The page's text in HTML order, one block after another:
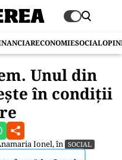
ECONOMIESOCIAL
Unul din
în condiţii
Ionel, în SOCIAL